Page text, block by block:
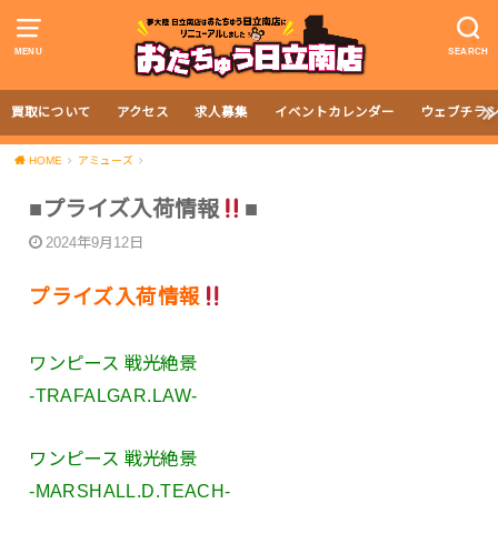
MENU SEARCH
買取について アクセス 求人募集 イベントカレンダー ウェブチラ
HOME アミューズ
■プライズ入荷情報 ■
2024年9月12日
プライズ入荷情報
ワンピース 戦光絶景
-TRAFALGAR.LAW-
ワンピース 戦光絶景
-MARSHALL.D.TEACH-